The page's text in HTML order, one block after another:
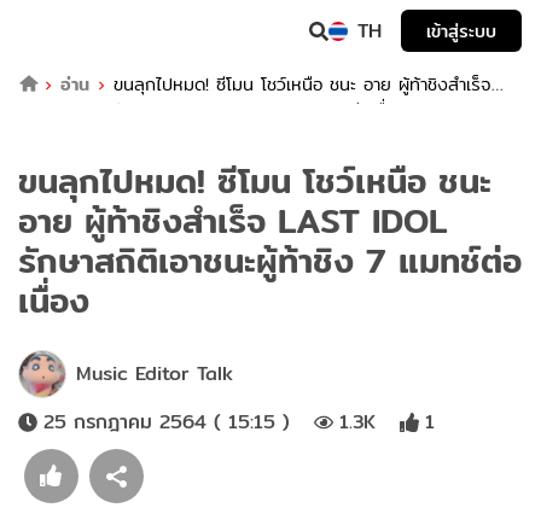
TH
เข้าสู่ระบบ
อ่าน
ขนลุกไปหมด! ซีโมน โชว์เหนือ ชนะ อาย ผู้ท้าชิงสำเร็จ
LAST IDOL รักษาสถิติเอาชนะผู้ท้าชิง 7 แมทช์ต่อเนื่อง
ขนลุกไปหมด! ซีโมน โชว์เหนือ ชนะ
อาย ผู้ท้าชิงสำเร็จ LAST IDOL
รักษาสถิติเอาชนะผู้ท้าชิง 7 แมทช์ต่อ
เนื่อง
Music Editor Talk
25 กรกฎาคม 2564 ( 15:15 )
1.3K 1